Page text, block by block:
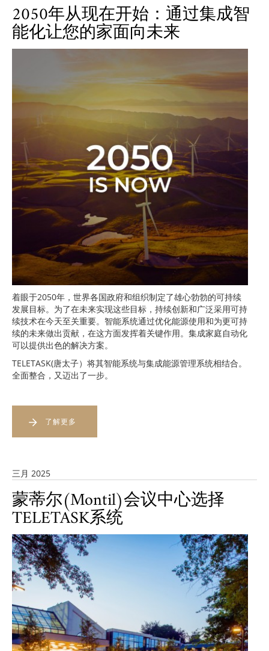
2050年从现在开始：通过集成智
能化让您的家面向未来
着眼于2050年，世界各国政府和组织制定了雄心勃勃的可持续
发展目标。为了在未来实现这些目标，持续创新和广泛采用可持
续技术在今天至关重要。智能系统通过优化能源使用和为更可持
续的未来做出贡献，在这方面发挥着关键作用。集成家庭自动化
可以提供出色的解决方案。
TELETASK(唐太子）将其智能系统与集成能源管理系统相结合。
全面整合，又迈出了一步。
了解更多
三月 2025
蒙蒂尔(Montil)会议中心选择
TELETASK系统